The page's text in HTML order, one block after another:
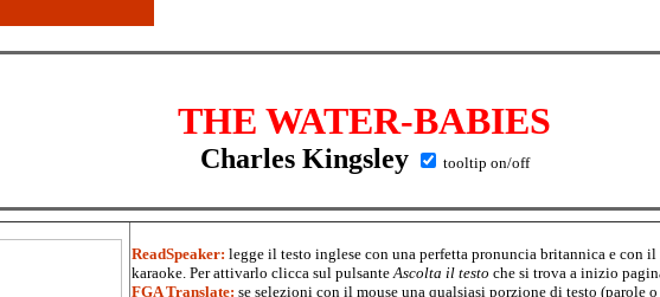
THE WATER-BABIES
Charles Kingsley tooltip on/off
ReadSpeaker: legge il testo inglese con una perfetta pronuncia britannica e con
karaoke. Per attivarlo clicca sul pulsanteAscolta il testo che si trova a inizio
FGA Translate: se selezioni con il mouse una qualsiasi porzione di testo (parole o